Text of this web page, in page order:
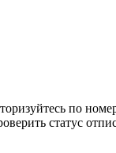
по
статус